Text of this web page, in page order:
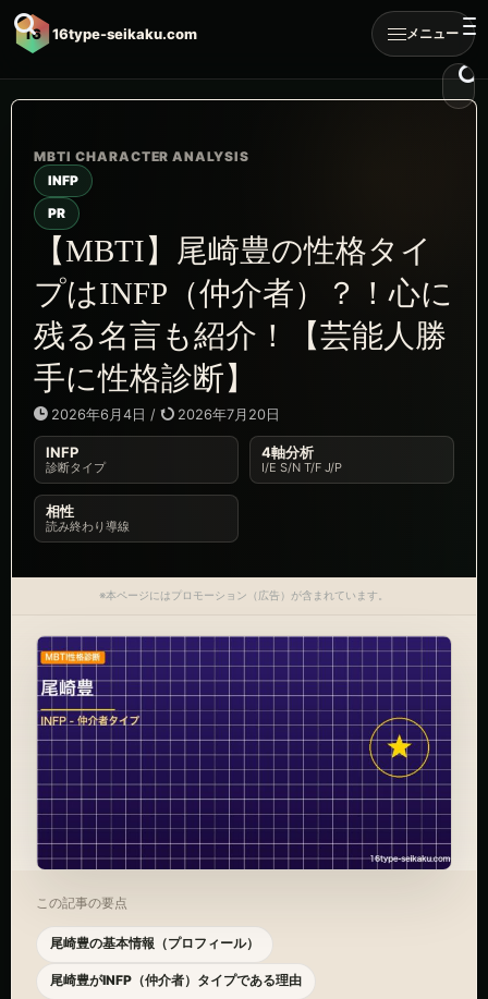
16 16type-seikaku.com メニュー
INFP
PR
【MBTI】尾崎豊の性格タイ
プはINFP（仲介者）？！心に
残る名言も紹介！【芸能人勝
手に性格診断】
2026年6月4日 / 2026年7月20日
INFP
診断タイプ
4軸分析
I/E S/N T/F J/P
相性
読み終わり導線
※本ページにはプロモーション（広告）が含まれています。
この記事の要点
尾崎豊の基本情報（プロフィール）
尾崎豊がINFP（仲介者）タイプである理由